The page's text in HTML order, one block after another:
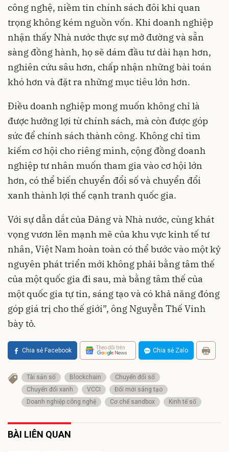
công nghệ, niềm tin chính sách đôi khi quan
trọng không kém nguồn vốn. Khi doanh nghiệp
nhận thấy Nhà nước thực sự mở đường và sẵn
sàng đồng hành, họ sẽ dám đầu tư dài hạn hơn,
nghiên cứu sâu hơn, chấp nhận những bài toán
khó hơn và đặt ra những mục tiêu lớn hơn.
Điều doanh nghiệp mong muốn không chỉ là
được hưởng lợi từ chính sách, mà còn được góp
sức để chính sách thành công. Không chỉ tìm
kiếm cơ hội cho riêng mình, cộng đồng doanh
nghiệp tư nhân muốn tham gia vào cơ hội lớn
hơn, có thể biến chuyển đổi số và chuyển đổi
xanh thành lợi thế cạnh tranh quốc gia.
Với sự dẫn dắt của Đảng và Nhà nước, cùng khát
vọng vươn lên mạnh mẽ của khu vực kinh tế tư
nhân, Việt Nam hoàn toàn có thể bước vào một kỷ
nguyên phát triển mới không phải bằng tâm thế
của một quốc gia đi sau, mà bằng tâm thế của
một quốc gia tự tin, sáng tạo và có khả năng đóng
góp giá trị cho thế giới”, ông Nguyễn Thế Vinh
bày tỏ.
Chia sẻ Facebook Theo dõi trên Chia sẻ Zalo
Tài sản số Blockchain
Chuyển đổi số
Chuyển đổi xanh
VCCI
Đổi mới sáng tạo
Doanh nghiệp công nghệ
Cơ chế sandbox Kinh tế số
BÀI LIÊN QUAN